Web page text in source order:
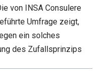
von INSA Consulere
Umfrage zeigt,
ein solches
des Zufallsprinzips